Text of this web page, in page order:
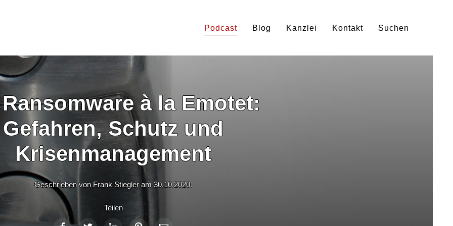
Podcast Blog Kanzlei Kontakt Suchen
à la Emotet:
Gefahren, Schutz und
Krisenmanagement
Geschrieben von Frank Stiegler am30.10.2020.
Teilen